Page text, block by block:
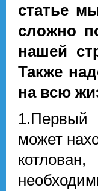
статье
сложно
нашей
Также
на всю
1.Первый
может